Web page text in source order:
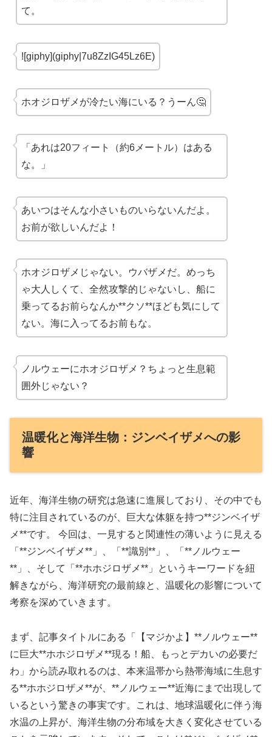
て。
![giphy](giphy|7u8ZzIG45Lz6E)
ホオジロザメが冷たい海にいる？うーん🤔
「あれは20フィート（約6メートル）はある
な。」
あいつはそんな小さいものいらないんだよ。
お前が欲しいんだよ！
ホオジロザメじゃない。ウバザメだ。めっち
ゃ大人しくて、全然攻撃的じゃないし、船に
乗ってるお前らなんか**クソ**ほども気にして
ない。海に入ってるお前もな。
ノルウェーにホオジロザメ？ちょっと生息範
囲外じゃない？
温暖化と海洋生物：ジンベイザメへの影
響
近年、海洋生物の研究は急速に進展しており、その中でも
特に注目されているのが、巨大な体躯を持つ**ジンベイザ
メ**です。 今回は、一見すると関連性の薄いように見える
「**ジンベイザメ**」、「**識別**」、「**ノルウェー
**」、そして「**ホホジロザメ**」というキーワードを紐
解きながら、海洋研究の最前線と、温暖化の影響について
考察を深めていきます。
まず、記事タイトルにある「【マジかよ】**ノルウェー**
に巨大**ホホジロザメ**現る！船、もっとデカいの必要だ
わ」から読み取れるのは、本来温帯から熱帯海域に生息す
る**ホホジロザメ**が、**ノルウェー**近海にまで出現して
いるという驚きの事実です。これは、地球温暖化に伴う海
水温の上昇が、海洋生物の分布域を大きく変化させている